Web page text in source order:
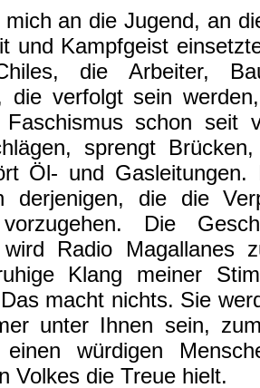
mich an die Jugend, an
und Kampfgeist
die Arbeiter,
die verfolgt sein
schon seit
sprengt
Öl- und Gasleitungen.
derjenigen, die die
vorzugehen. Die
wird Radio Magallanes
Klang meiner
macht nichts. Sie
unter Ihnen sein,
würdigen
Volkes die Treue hielt.